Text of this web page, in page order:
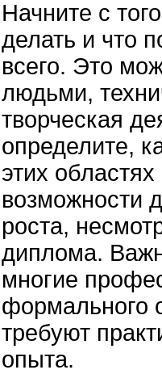
Начните с
делать и что
всего. Это
людьми,
творческая
определите,
этих
возможности
роста,
диплома.
многие
формального
требуют
опыта.